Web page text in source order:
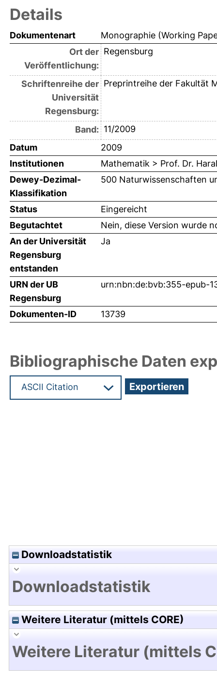
Details
Dokumentenart
Monographie (Working
Ort der
Veröffentlichung:
Regensburg
Schriftenreihe der
Universität
Regensburg:
Preprintreihe der Fakultät
Band: 11/2009
Datum
2009
Institutionen
Mathematik > Prof. Dr.
Dewey-Dezimal-
Klassifikation
500 Naturwissenschaften
Status
Eingereicht
Begutachtet
Nein, diese Version wurde
An der Universität
Regensburg
entstanden
Ja
URN der UB
Regensburg
urn:nbn:de:bvb:355-epub-
Dokumenten-ID 13739
Bibliographische Daten
Downloadstatistik
Downloadstatistik
Weitere Literatur (mittels CORE)
Weitere Literatur (mittels